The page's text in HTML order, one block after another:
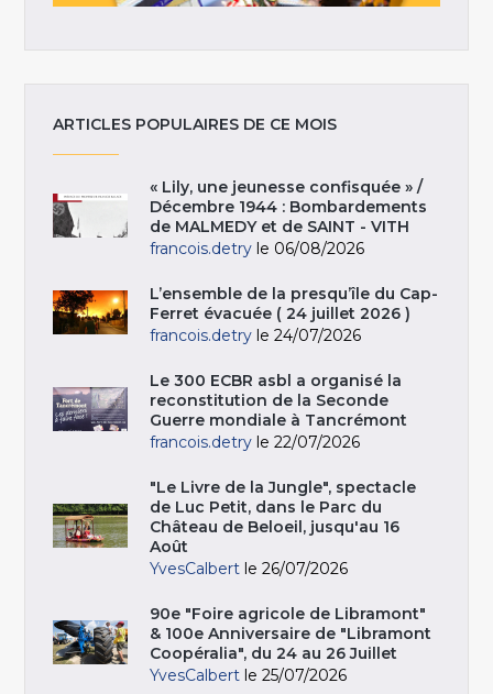
ARTICLES POPULAIRES DE CE MOIS
« Lily, une jeunesse confisquée » /
Décembre 1944 : Bombardements
de MALMEDY et de SAINT - VITH
francois.detry le 06/08/2026
L’ensemble de la presqu’île du Cap-
Ferret évacuée ( 24 juillet 2026 )
francois.detry le 24/07/2026
Le 300 ECBR asbl a organisé la
reconstitution de la Seconde
Guerre mondiale à Tancrémont
francois.detry le 22/07/2026
"Le Livre de la Jungle", spectacle
de Luc Petit, dans le Parc du
Château de Beloeil, jusqu'au 16
Août
YvesCalbert le 26/07/2026
90e "Foire agricole de Libramont"
& 100e Anniversaire de "Libramont
Coopéralia", du 24 au 26 Juillet
YvesCalbert le 25/07/2026